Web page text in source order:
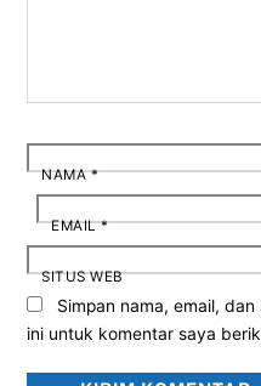
NAMA*
EMAIL*
SITUS WEB
Simpan nama, email,
ini untuk komentar saya